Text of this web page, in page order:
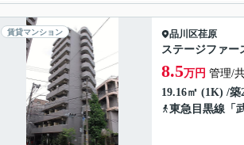
賃貸マンション 品川区荏原
ステージファー
8.5万円 管理/
19.16㎡ (1K) /築
東急目黒線 「